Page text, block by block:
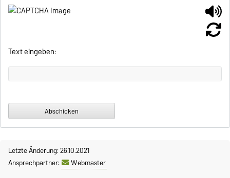
Text eingeben:
Letzte Änderung: 26.10.2021
Ansprechpartner:
Webmaster